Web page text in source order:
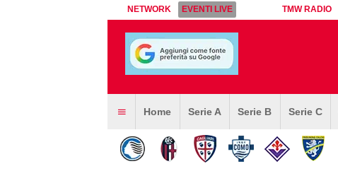
NETWORK EVENTI LIVE TMW RADIO
Home Serie A Serie B Serie C